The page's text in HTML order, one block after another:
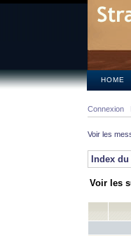
HOME
Connexion
Voir les
Index
Voir les